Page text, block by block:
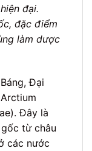
đại.
đặc điểm
làm dược
Đại
Đây là
từ châu
các nước